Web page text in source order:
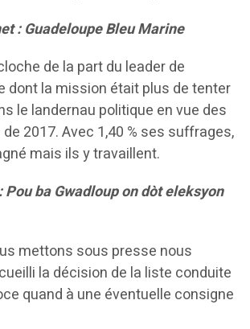
: Guadeloupe Bleu Marine
de la part du leader de
dont la mission était plus de tenter
le landernau politique en vue des
2017. Avec 1,40 % ses suffrages,
mais ils y travaillent.
Pou ba Gwadloup on dòt eleksyon
mettons sous presse nous
la décision de la liste conduite
quand à une éventuelle consigne